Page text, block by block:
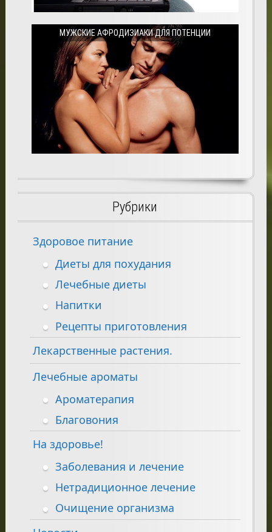
МУЖСКИЕ АФРОДИЗИАКИ ДЛЯ ПОТЕНЦИИ
Рубрики
Здоровое питание
Диеты для похудания
Лечебные диеты
Напитки
Рецепты приготовления
Лекарственные растения.
Лечебные ароматы
Ароматерапия
Благовония
На здоровье!
Заболевания и лечение
Нетрадиционное лечение
Очищение организма